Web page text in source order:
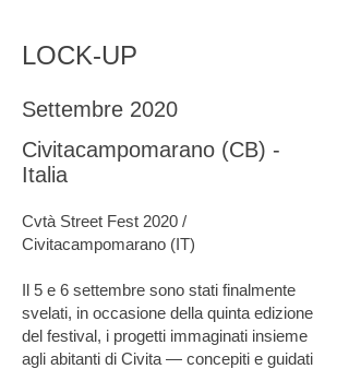
LOCK-UP
Settembre 2020
Civitacampomarano (CB) -
Italia
Cvtà Street Fest 2020 /
Civitacampomarano (IT)
Il 5 e 6 settembre sono stati finalmente
svelati, in occasione della quinta edizione
del festival, i progetti immaginati insieme
agli abitanti di Civita — concepiti e guidati